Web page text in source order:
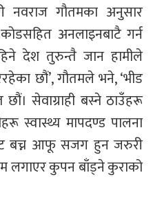
नवराज गौतमका अनुसार
अनलाइनबाटै गर्न
देश तुरुन्तै जान हामीले
छौं’, गौतमले भने, ‘भीड
छौं। सेवाग्राही बस्ने ठाउँहरू
स्वास्थ्य मापदण्ड पालना
बच्न आफू सजग हुन जरुरी
लगाएर कुपन बाँड्ने कुराको